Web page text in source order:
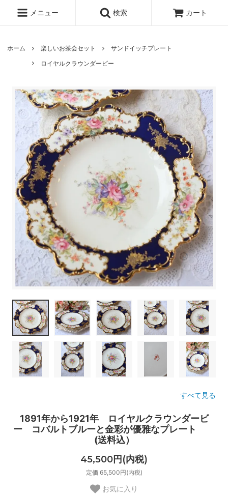
メニュー 検索 カート
ホーム 楽しいお茶会セット
サンドイッチプレート
ロイヤルクラウンダービー
すべて見る
1891年から1921年 ロイヤルクラウンダービ
ー コバルトブルーと金彩が優雅なプレート
(送料込）
45,500円(内税)
定価 65,500円(内税)
お気に入り